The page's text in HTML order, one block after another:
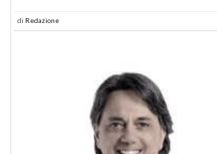
di Redazione